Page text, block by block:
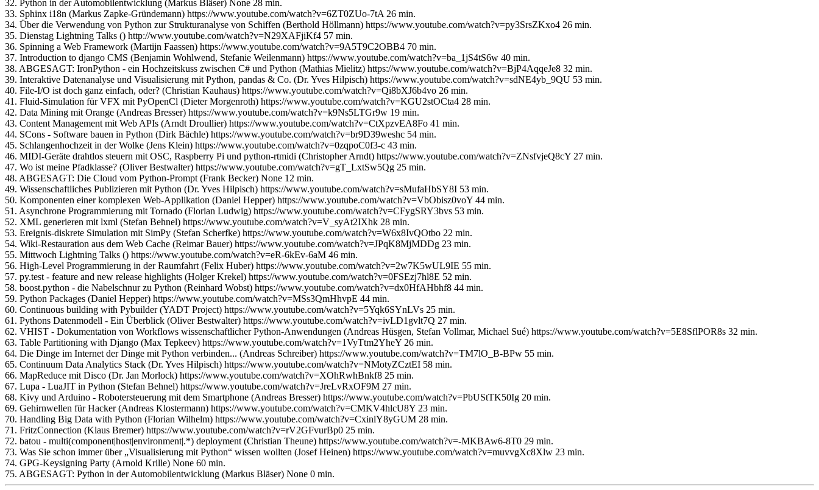
32. Python in der Automobilentwicklung (Markus Bläser) None 28 min.
33. Sphinx i18n (Markus Zapke-Gründemann) https://www.youtube.com/watch?v=6ZT0ZUo-7tA 26 min.
34. Über die Verwendung von Python zur Strukturanalyse von Schiffen (Berthold Höllmann) https://www.youtube.com/watch?v=py3SrsZKxo4 26 min.
35. Dienstag Lightning Talks () http://www.youtube.com/watch?v=N29XAFjiKf4 57 min.
36. Spinning a Web Framework (Martijn Faassen) https://www.youtube.com/watch?v=9A5T9C2OBB4 70 min.
37. Introduction to django CMS (Benjamin Wohlwend, Stefanie Weilenmann) https://www.youtube.com/watch?v=ba_1jS4tS6w 40 min.
38. ABGESAGT: IronPython - ein Hochzeitskuss zwischen C# und Python (Mathias Mielitz) https://www.youtube.com/watch?v=BjP4AqqeJe8 32 min.
39. Interaktive Datenanalyse und Visualisierung mit Python, pandas & Co. (Dr. Yves Hilpisch) https://www.youtube.com/watch?v=sdNE4yb_9QU 53 min.
40. File-I/O ist doch ganz einfach, oder? (Christian Kauhaus) https://www.youtube.com/watch?v=Qi8bXJ6b4vo 26 min.
41. Fluid-Simulation für VFX mit PyOpenCl (Dieter Morgenroth) https://www.youtube.com/watch?v=KGU2stOCta4 28 min.
42. Data Mining mit Orange (Andreas Bresser) https://www.youtube.com/watch?v=k9Ns5LTGr9w 19 min.
43. Content Management mit Web APIs (Arndt Droullier) https://www.youtube.com/watch?v=CtXpzvEA8Fo 41 min.
44. SCons - Software bauen in Python (Dirk Bächle) https://www.youtube.com/watch?v=br9D39weshc 54 min.
45. Schlangenhochzeit in der Wolke (Jens Klein) https://www.youtube.com/watch?v=0zqpoC0f3-c 43 min.
46. MIDI-Geräte drahtlos steuern mit OSC, Raspberry Pi und python-rtmidi (Christopher Arndt) https://www.youtube.com/watch?v=ZNsfvjeQ8cY 27 min.
47. Wo ist meine Pfadklasse? (Oliver Bestwalter) https://www.youtube.com/watch?v=gT_LxtSw5Qg 25 min.
48. ABGESAGT: Die Cloud vom Python-Prompt (Frank Becker) None 12 min.
49. Wissenschaftliches Publizieren mit Python (Dr. Yves Hilpisch) https://www.youtube.com/watch?v=sMufaHbSY8I 53 min.
50. Komponenten einer komplexen Web-Applikation (Daniel Hepper) https://www.youtube.com/watch?v=VbObisz0voY 44 min.
51. Asynchrone Programmierung mit Tornado (Florian Ludwig) https://www.youtube.com/watch?v=CFygSRY3bvs 53 min.
52. XML generieren mit lxml (Stefan Behnel) https://www.youtube.com/watch?v=V_syAt2IXhk 28 min.
53. Ereignis-diskrete Simulation mit SimPy (Stefan Scherfke) https://www.youtube.com/watch?v=W6x8IvQOtbo 22 min.
54. Wiki-Restauration aus dem Web Cache (Reimar Bauer) https://www.youtube.com/watch?v=JPqK8MjMDDg 23 min.
55. Mittwoch Lightning Talks () https://www.youtube.com/watch?v=eR-6kEv-6aM 46 min.
56. High-Level Programmierung in der Raumfahrt (Felix Huber) https://www.youtube.com/watch?v=2w7K5wUL9IE 55 min.
57. py.test - feature and new release highlights (Holger Krekel) https://www.youtube.com/watch?v=0FSEzj7hl8E 52 min.
58. boost.python - die Nabelschnur zu Python (Reinhard Wobst) https://www.youtube.com/watch?v=dx0HfAHbhf8 44 min.
59. Python Packages (Daniel Hepper) https://www.youtube.com/watch?v=MSs3QmHhvpE 44 min.
60. Continuous building with Pybuilder (YADT Project) https://www.youtube.com/watch?v=5Yqk6SYnLVs 25 min.
61. Pythons Datenmodell - Ein Überblick (Oliver Bestwalter) https://www.youtube.com/watch?v=ivLD1gvlt7Q 27 min.
62. VHIST - Dokumentation von Workflows wissenschaftlicher Python-Anwendungen (Andreas Hüsgen, Stefan Vollmar, Michael Sué) https://www.youtube.com/watch?v=5E8SflPOR8s 32 min.
63. Table Partitioning with Django (Max Tepkeev) https://www.youtube.com/watch?v=1VyTtm2YheY 26 min.
64. Die Dinge im Internet der Dinge mit Python verbinden... (Andreas Schreiber) https://www.youtube.com/watch?v=TM7lO_B-BPw 55 min.
65. Continuum Data Analytics Stack (Dr. Yves Hilpisch) https://www.youtube.com/watch?v=NMotyZCztEI 58 min.
66. MapReduce mit Disco (Dr. Jan Morlock) https://www.youtube.com/watch?v=XOhRwhBnkf8 25 min.
67. Lupa - LuaJIT in Python (Stefan Behnel) https://www.youtube.com/watch?v=JreLvRxOF9M 27 min.
68. Kivy und Arduino - Robotersteuerung mit dem Smartphone (Andreas Bresser) https://www.youtube.com/watch?v=PbUStTK50Ig 20 min.
69. Gehirnwellen für Hacker (Andreas Klostermann) https://www.youtube.com/watch?v=CMKV4hlcU8Y 23 min.
70. Handling Big Data with Python (Florian Wilhelm) https://www.youtube.com/watch?v=CxinlY8yGUM 28 min.
71. FritzConnection (Klaus Bremer) https://www.youtube.com/watch?v=rV2GFvurBp0 25 min.
72. batou - multi(component|host|environment|.*) deployment (Christian Theune) https://www.youtube.com/watch?v=-MKBAw6-8T0 29 min.
73. Was Sie schon immer über „Visualisierung mit Python“ wissen wollten (Josef Heinen) https://www.youtube.com/watch?v=muvvgXc8Xlw 23 min.
74. GPG-Keysigning Party (Arnold Krille) None 60 min.
75. ABGESAGT: Python in der Automobilentwicklung (Markus Bläser) None 0 min.